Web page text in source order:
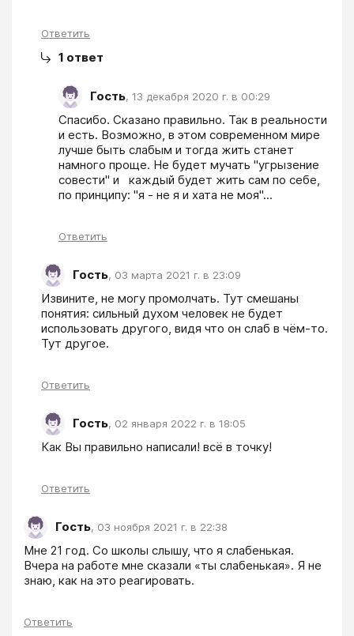
Ответить
1 ответ
Гость, 13 декабря 2020 г. в 00:29
Спасибо. Сказано правильно. Так в реальности
и есть. Возможно, в этом современном мире
лучше быть слабым и тогда жить станет
намного проще. Не будет мучать "угрызение
совести" и   каждый будет жить сам по себе,
по принципу: "я - не я и хата не моя"...
Ответить
Гость, 03 марта 2021 г. в 23:09
Извините, не могу промолчать. Тут смешаны
понятия: сильный духом человек не будет
использовать другого, видя что он слаб в чём-то.
Тут другое.
Ответить
Гость, 02 января 2022 г. в 18:05
Как Вы правильно написали! всё в точку!
Ответить
Гость, 03 ноября 2021 г. в 22:38
Мне 21 год. Со школы слышу, что я слабенькая.
Вчера на работе мне сказали «ты слабенькая». Я не
знаю, как на это реагировать.
Ответить